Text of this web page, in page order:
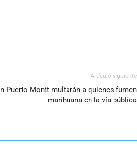
Artículo siguiente
Puerto Montt multarán a quienes fumen
marihuana en la vía pública